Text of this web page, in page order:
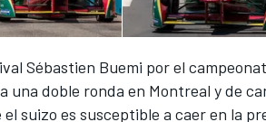
Sébastien Buemi por el
una doble ronda en Montreal y de
suizo es susceptible a caer en la